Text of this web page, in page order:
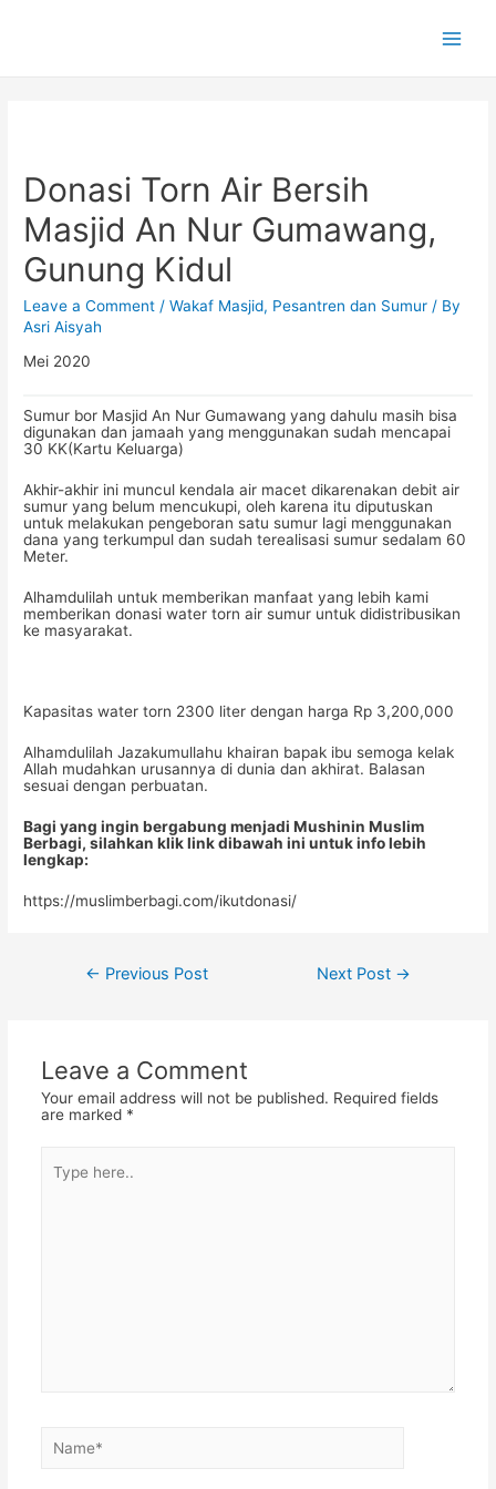
Donasi Torn Air Bersih
Masjid An Nur Gumawang,
Gunung Kidul
Leave a Comment /Wakaf Masjid, Pesantren dan Sumur / By
Asri Aisyah
Mei 2020
Sumur bor Masjid An Nur Gumawang yang dahulu masih bisa
digunakan dan jamaah yang menggunakan sudah mencapai
30 KK(Kartu Keluarga)
Akhir-akhir ini muncul kendala air macet dikarenakan debit air
sumur yang belum mencukupi, oleh karena itu diputuskan
untuk melakukan pengeboran satu sumur lagi menggunakan
dana yang terkumpul dan sudah terealisasi sumur sedalam 60
Meter.
Alhamdulilah untuk memberikan manfaat yang lebih kami
memberikan donasi water torn air sumur untuk didistribusikan
ke masyarakat.
Kapasitas water torn 2300 liter dengan harga Rp 3,200,000
Alhamdulilah Jazakumullahu khairan bapak ibu semoga kelak
Allah mudahkan urusannya di dunia dan akhirat. Balasan
sesuai dengan perbuatan.
Bagi yang ingin bergabung menjadi Mushinin Muslim
Berbagi, silahkan klik link dibawah ini untuk info lebih
lengkap:
https://muslimberbagi.com/ikutdonasi/
Post
← Previous Post Next Post →
Leave a Comment
Your email address will not be published. Required fields
are marked *
here..